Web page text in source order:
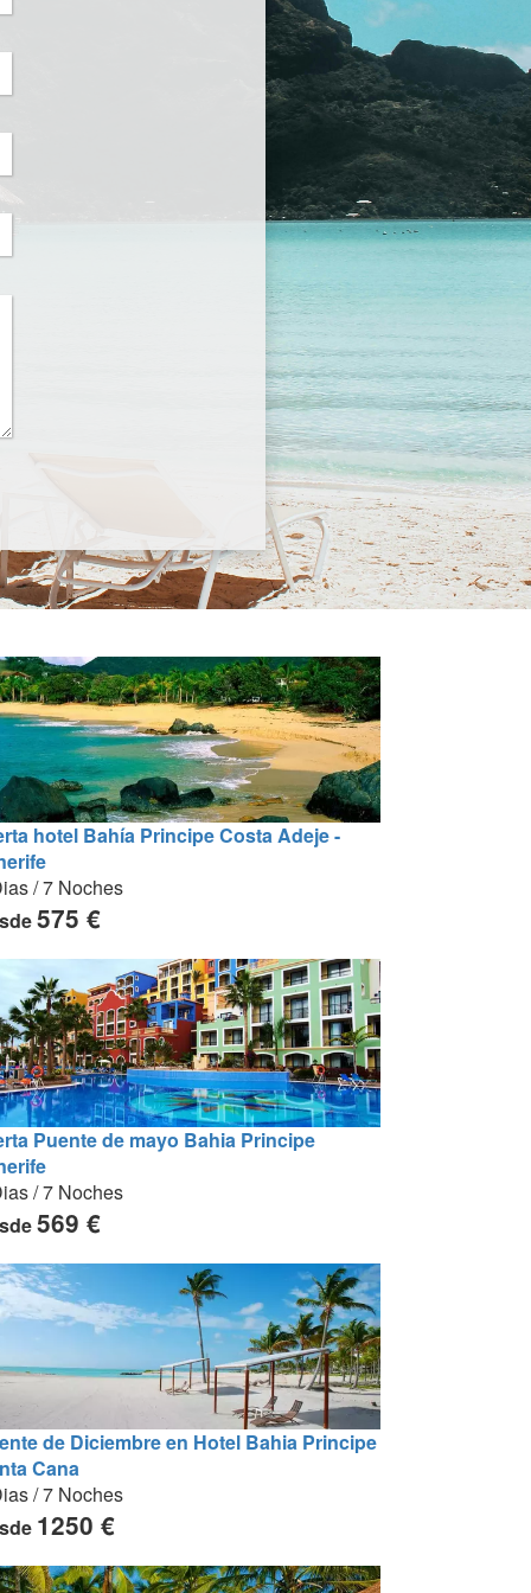
hotel Bahía Principe Costa Adeje -
/ 7 Noches
575 €
Puente de mayo Bahia Principe
/ 7 Noches
569 €
de Diciembre en Hotel Bahia Principe
Cana
/ 7 Noches
1250 €